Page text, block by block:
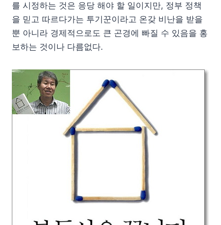
를 시정하는 것은 응당 해야 할 일이지만, 정부 정책
을 믿고 따르다가는 투기꾼이라고 온갖 비난을 받을
뿐 아니라 경제적으로도 큰 곤경에 빠질 수 있음을 홍
보하는 것이나 다름없다.